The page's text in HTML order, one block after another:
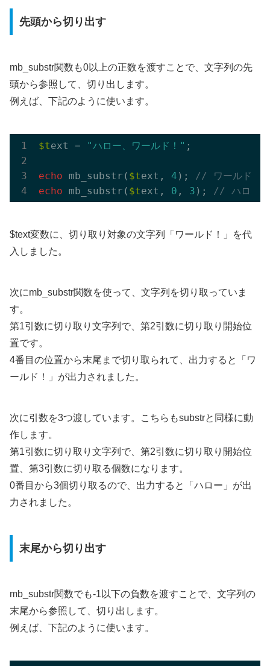
先頭から切り出す
mb_substr関数も0以上の正数を渡すことで、文字列の先
頭から参照して、切り出します。
例えば、下記のように使います。
$text = "ハロー、ワールド！" ;
echo mb_substr( $text, 4 );
// ワールド！
echo mb_substr( $text, 0 , 3 ); // ハロー
$text変数に、切り取り対象の文字列「ワールド！」を代
入しました。
次にmb_substr関数を使って、文字列を切り取っていま
す。
第1引数に切り取り文字列で、第2引数に切り取り開始位
置です。
4番目の位置から末尾まで切り取られて、出力すると「ワ
ールド！」が出力されました。
次に引数を3つ渡しています。こちらもsubstrと同様に動
作します。
第1引数に切り取り文字列で、第2引数に切り取り開始位
置、第3引数に切り取る個数になります。
0番目から3個切り取るので、出力すると「ハロー」が出
力されました。
末尾から切り出す
mb_substr関数でも-1以下の負数を渡すことで、文字列の
末尾から参照して、切り出します。
例えば、下記のように使います。